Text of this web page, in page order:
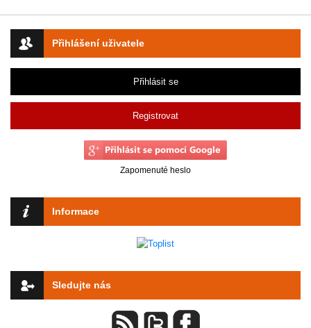
Přihlášení uživatele
Přihlásit se
Registrovat
Zapomenuté heslo
Informace
Sledujte nás